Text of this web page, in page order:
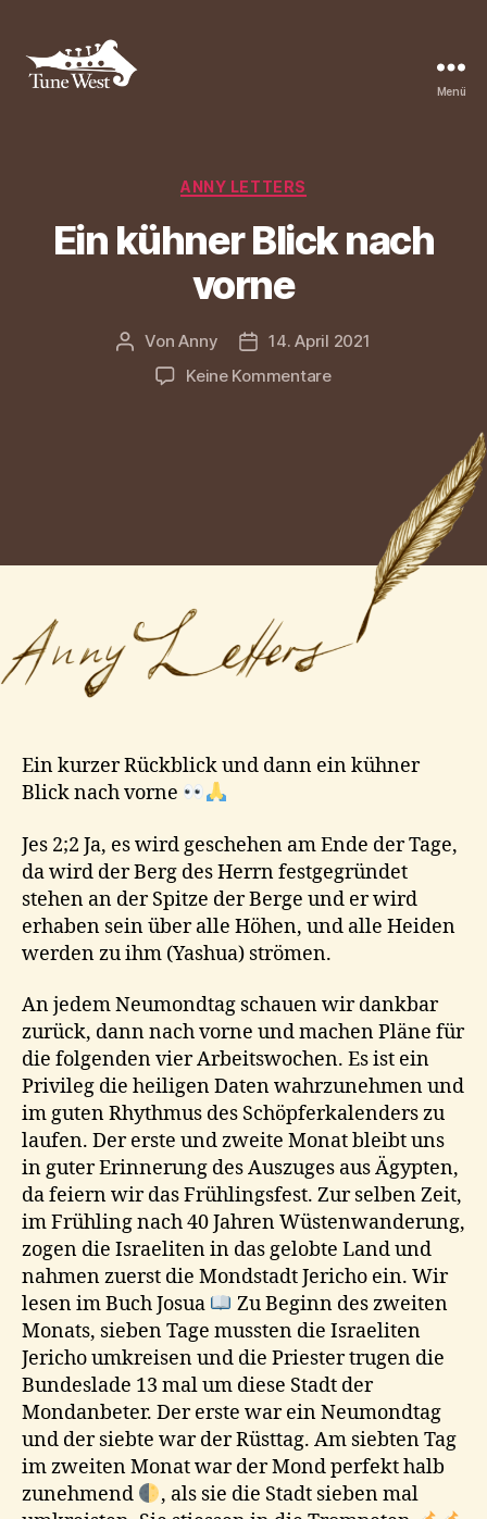
Menü
Kategorien
ANNY LETTERS
Ein kühner Blick nach
vorne
Beitragsautor
VonAnny Beitragsdatum
14. April 2021
Keine Kommentarezu
Ein kurzer Rückblick und dann ein kühner
Blick nach vorne
Jes 2;2 Ja, es wird geschehen am Ende der Tage,
da wird der Berg des Herrn festgegründet
stehen an der Spitze der Berge und er wird
erhaben sein über alle Höhen, und alle Heiden
werden zu ihm (Yashua) strömen.
An jedem Neumondtag schauen wir dankbar
zurück, dann nach vorne und machen Pläne für
die folgenden vier Arbeitswochen. Es ist ein
Privileg die heiligen Daten wahrzunehmen und
im guten Rhythmus des Schöpferkalenders zu
laufen. Der erste und zweite Monat bleibt uns
in guter Erinnerung des Auszuges aus Ägypten,
da feiern wir das Frühlingsfest. Zur selben Zeit,
im Frühling nach 40 Jahren Wüstenwanderung,
zogen die Israeliten in das gelobte Land und
nahmen zuerst die Mondstadt Jericho ein. Wir
lesen im Buch Josua
Zu Beginn des zweiten
Monats, sieben Tage mussten die Israeliten
Jericho umkreisen und die Priester trugen die
Bundeslade 13 mal um diese Stadt der
Mondanbeter. Der erste war ein Neumondtag
und der siebte war der Rüsttag. Am siebten Tag
im zweiten Monat war der Mond perfekt halb
zunehmend
, als sie die Stadt sieben mal